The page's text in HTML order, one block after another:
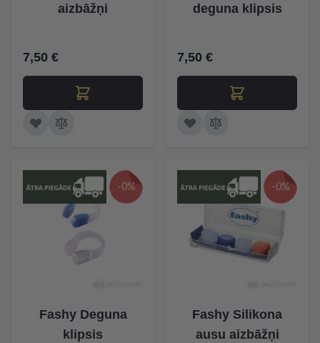
aizbāžņi
7,50 €
deguna klipsis
7,50 €
-0%
Fashy Deguna
klipsis
-0%
Fashy Silikona
ausu aizbāžņi